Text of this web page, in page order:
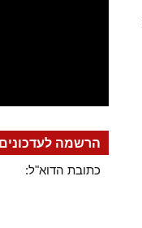
הרשמה
כתובת הדוא"ל: